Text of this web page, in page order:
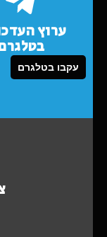
ערוץ
עקבו בטלגרם